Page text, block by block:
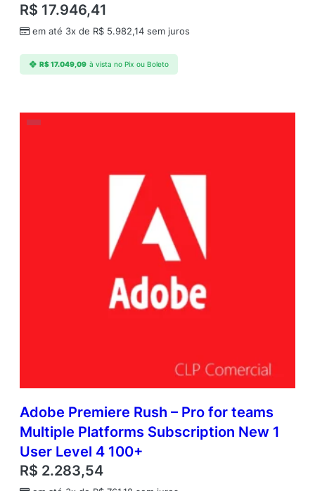
R$ 17.946,41
em até 3x de R$ 5.982,14 sem juros
R$17.049,09 à vista no Pix ou Boleto
Adobe Premiere Rush – Pro for teams
Multiple Platforms Subscription New 1
User Level 4 100+
R$ 2.283,54